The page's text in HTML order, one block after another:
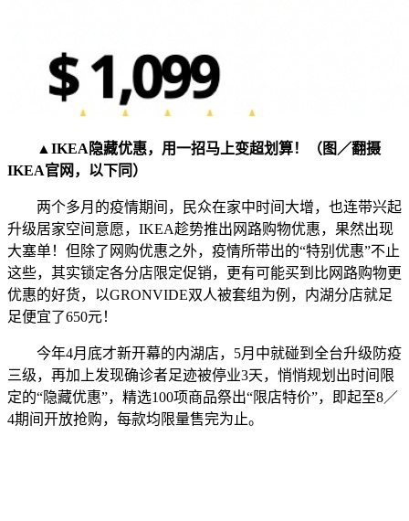
▲IKEA隐藏优惠，用一招马上变超划算！（图／翻摄
IKEA官网，以下同）
两个多月的疫情期间，民众在家中时间大增，也连带兴起
升级居家空间意愿，IKEA趁势推出网路购物优惠，果然出现
大塞单！但除了网购优惠之外，疫情所带出的“特别优惠”不止
这些，其实锁定各分店限定促销，更有可能买到比网路购物更
优惠的好货，以GRONVIDE双人被套组为例，内湖分店就足
足便宜了650元！
今年4月底才新开幕的内湖店，5月中就碰到全台升级防疫
三级，再加上发现确诊者足迹被停业3天，悄悄规划出时间限
定的“隐藏优惠”，精选100项商品祭出“限店特价”，即起至8／
4期间开放抢购，每款均限量售完为止。